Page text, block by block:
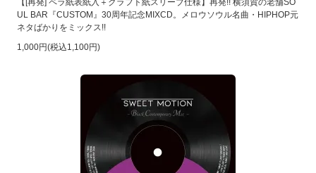
UL BAR『CUSTOM』30周年記念MIXCD。メロウソウル名曲・HIPHOP元
ネタばかりをミックス!!
1,000円(税込1,100円)